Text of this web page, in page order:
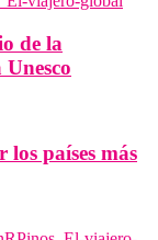
de la
países más